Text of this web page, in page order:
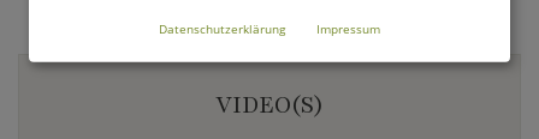
VIDEO(S)
Datenschutzerklärung Impressum